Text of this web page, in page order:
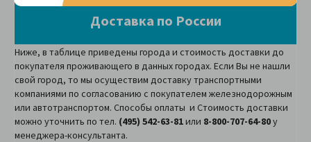
Доставка по России
Ниже, в таблице приведены города и стоимость доставки до
покупателя проживающего в данных городах. Если Вы не нашли
свой город, то мы осуществим доставку транспортными
компаниями по согласованию с покупателем железнодорожным
или автотранспортом. Способы оплаты и Стоимость доставки
можно уточнить по тел. (495) 542-63-81или 8-800-707-64-80у
менеджера-консультанта.